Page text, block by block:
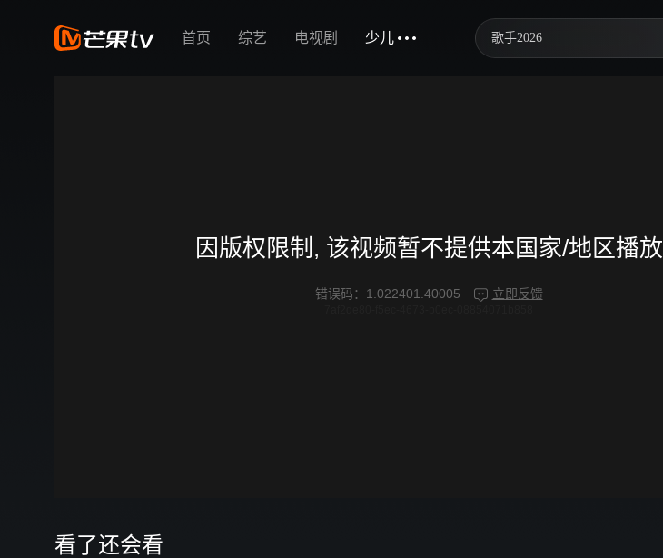
首页 综艺 电视剧 少儿 歌手2026
忙忙碌碌寻宝藏2
因版权限制, 该视频暂不提供本国家/地区播放
错误码： 1.022401.40005 立即反馈
看了还会看